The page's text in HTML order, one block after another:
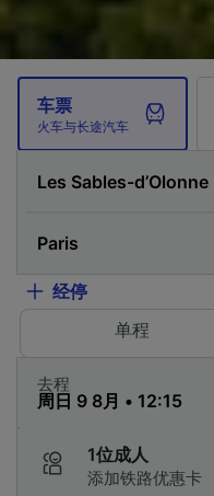
车票
火车与长途汽车
经停
单程
去程
1位成人
添加铁路优惠卡